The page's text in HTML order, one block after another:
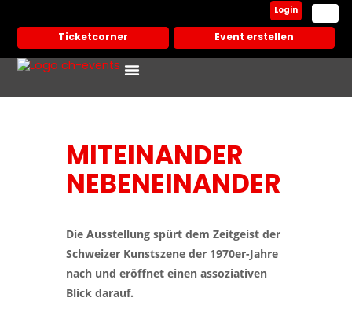
Ticketcorner Event erstellen
Login
MITEINANDER
NEBENEINANDER
Die Ausstellung spürt dem Zeitgeist der
Schweizer Kunstszene der 1970er-Jahre
nach und eröffnet einen assoziativen
Blick darauf.